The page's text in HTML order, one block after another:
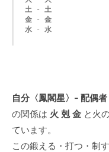
土 - 土
金 - 金
水 - 水
自分〈鳳閣星〉- 配偶者
の関係は 火 剋 金 と火
ています。
この鍛える・打つ・制